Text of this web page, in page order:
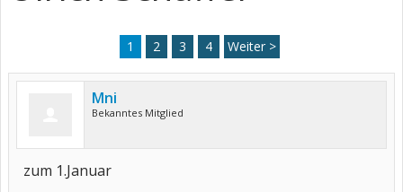
1 2 3 4 Weiter >
Mni
Bekanntes Mitglied
zum 1.Januar